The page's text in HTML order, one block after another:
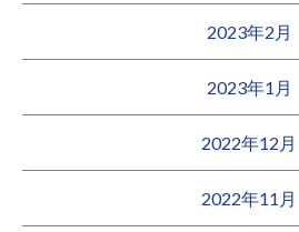
2023年2月
2023年1月
2022年12月
2022年11月